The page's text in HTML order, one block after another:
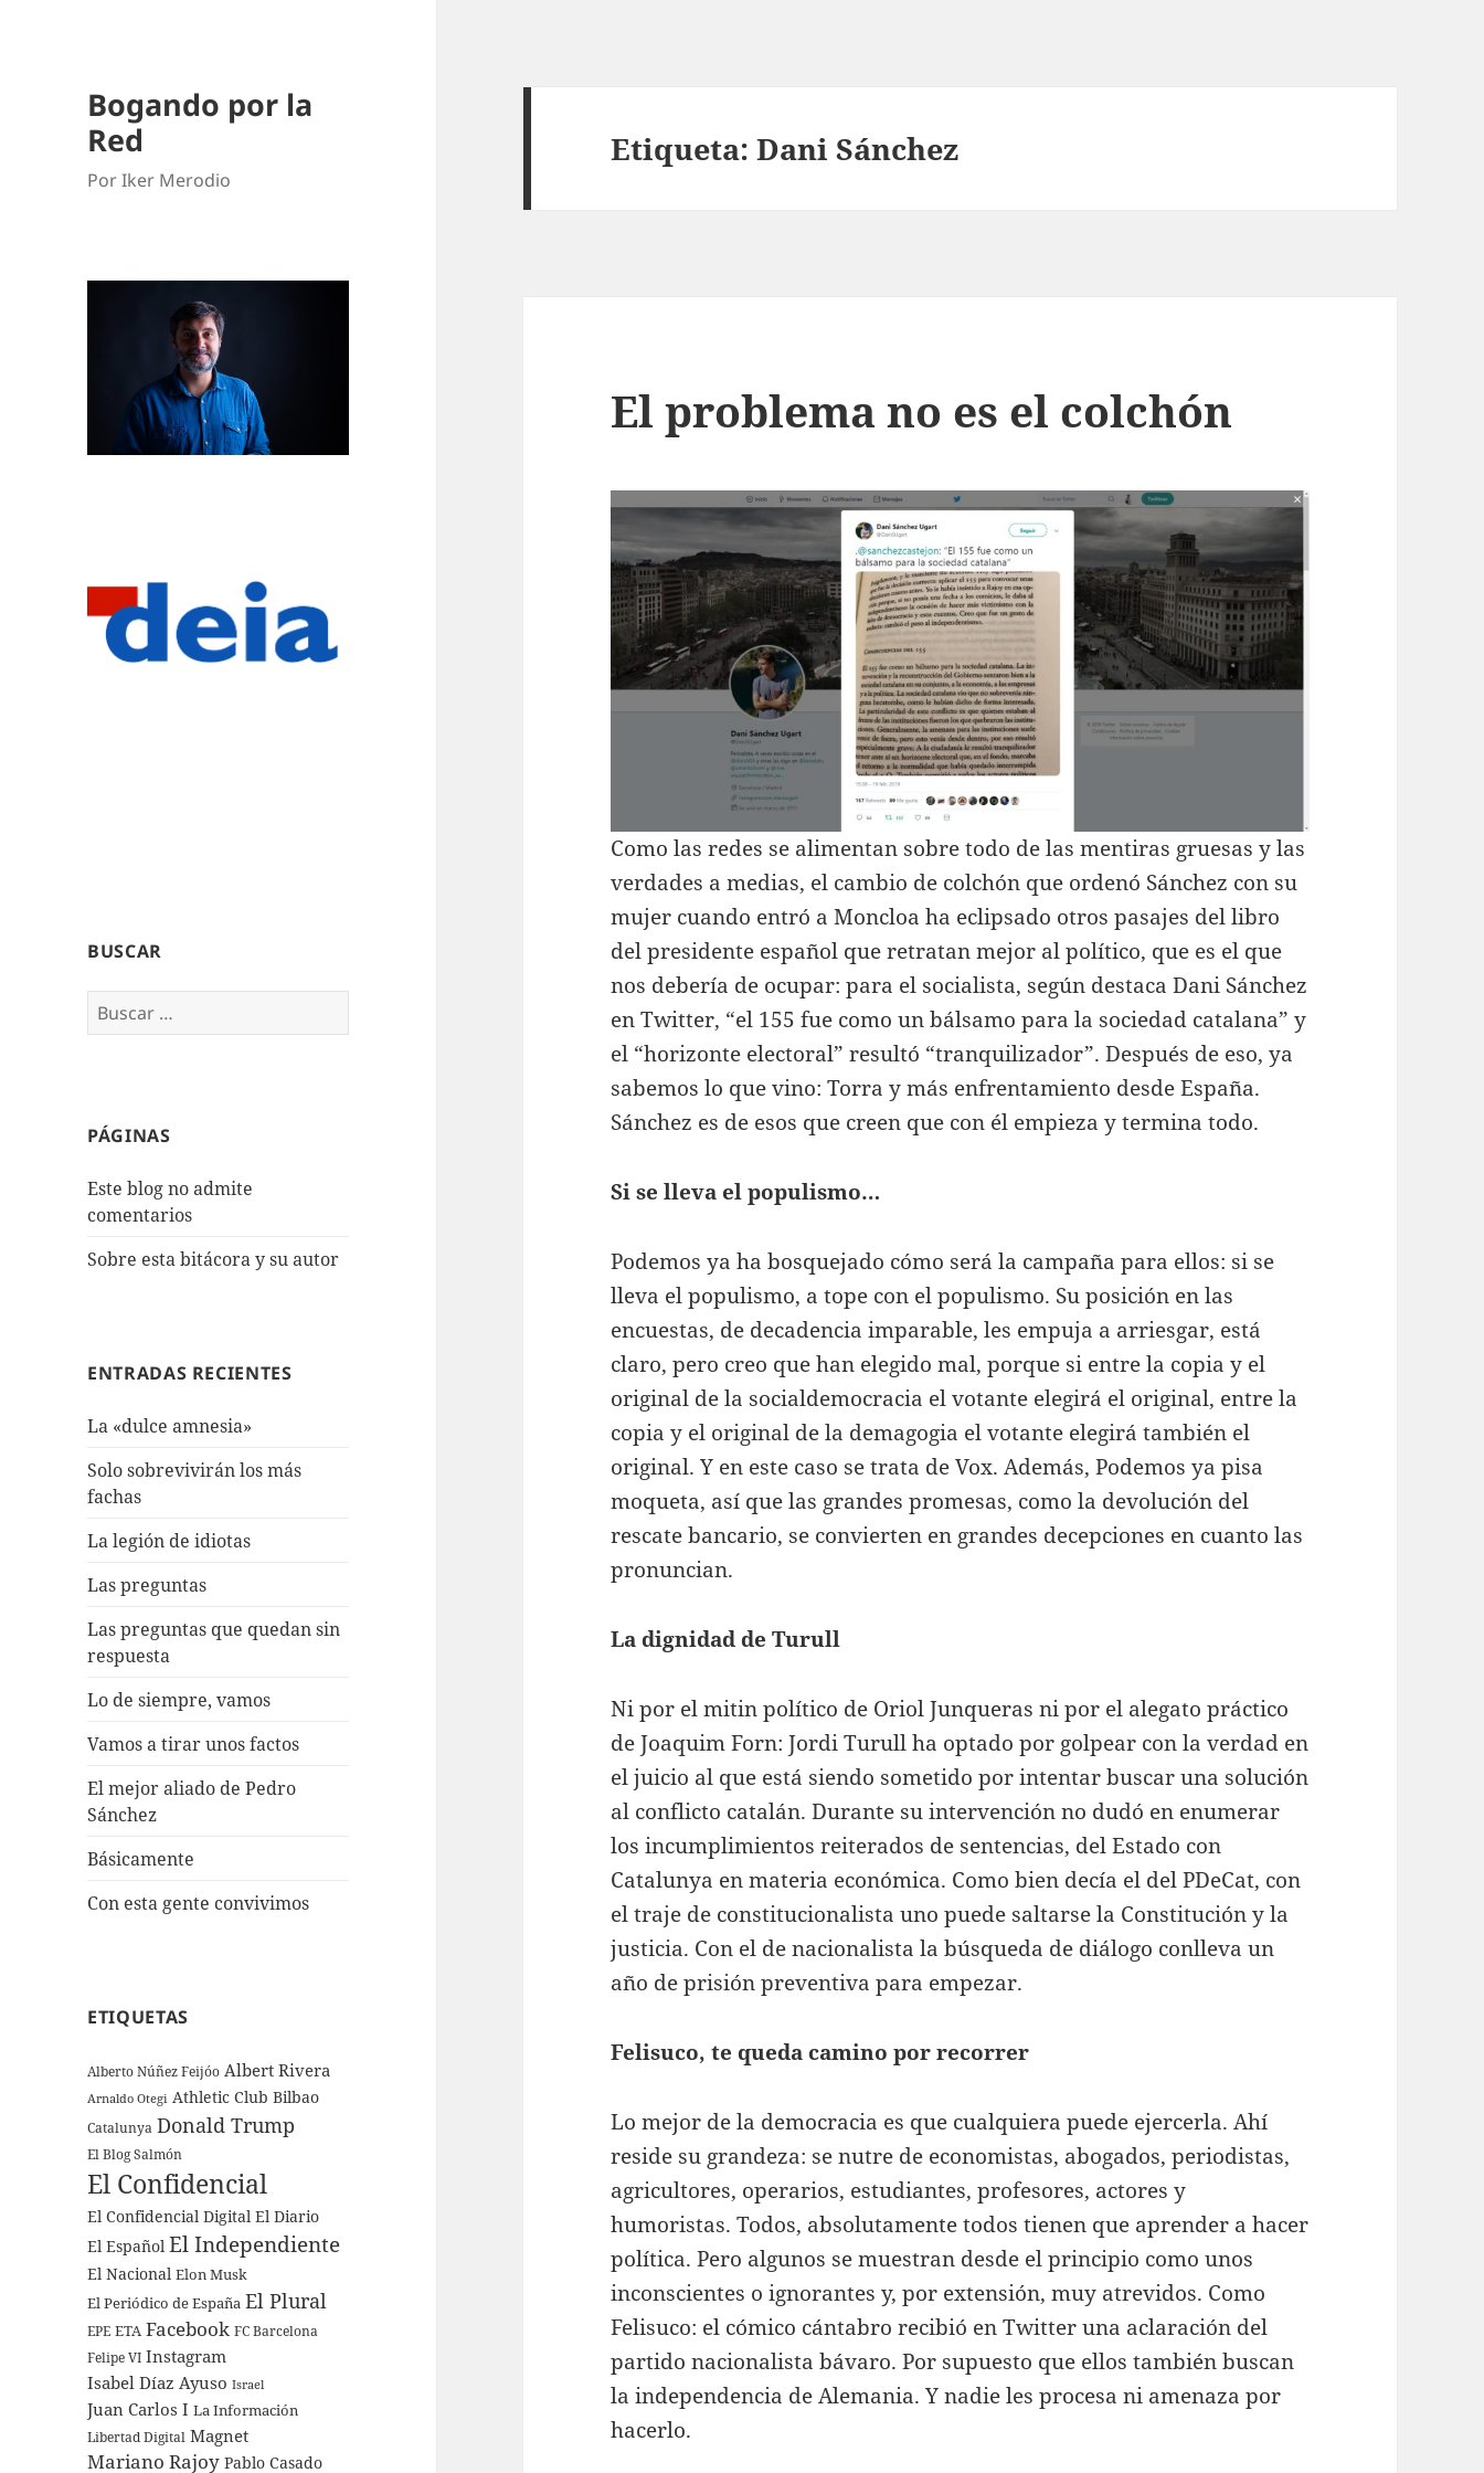
Bogando por la
Red
Por Iker Merodio
BUSCAR
Buscar:
PÁGINAS
Este blog no admite
comentarios
Sobre esta bitácora y su autor
ENTRADAS RECIENTES
La «dulce amnesia»
Solo sobrevivirán los más
fachas
La legión de idiotas
Las preguntas
Las preguntas que quedan sin
respuesta
Lo de siempre, vamos
Vamos a tirar unos factos
El mejor aliado de Pedro
Sánchez
Básicamente
Con esta gente convivimos
ETIQUETAS
Alberto Núñez Feijóo Albert Rivera
Arnaldo Otegi Athletic Club Bilbao
Catalunya Donald Trump
El Blog Salmón
El Confidencial
El Confidencial Digital El Diario
El Español El Independiente
El Nacional Elon Musk
El Periódico de España El Plural
EPE ETA Facebook FC Barcelona
Felipe VI Instagram
Isabel Díaz Ayuso Israel
Juan Carlos I La Información
Libertad Digital Magnet
Mariano Rajoy Pablo Casado
Etiqueta:Dani Sánchez
El problema no es el colchón
Como las redes se alimentan sobre todo de las mentiras gruesas y las
verdades a medias, el cambio de colchón que ordenó Sánchez con su
mujer cuando entró a Moncloa ha eclipsado otros pasajes del libro
del presidente español que retratan mejor al político, que es el que
nos debería de ocupar: para el socialista, según destaca Dani Sánchez
en Twitter, “el 155 fue como un bálsamo para la sociedad catalana” y
el “horizonte electoral” resultó “tranquilizador”. Después de eso, ya
sabemos lo que vino: Torra y más enfrentamiento desde España.
Sánchez es de esos que creen que con él empieza y termina todo.
Si se lleva el populismo…
Podemos ya ha bosquejado cómo será la campaña para ellos: si se
lleva el populismo, a tope con el populismo. Su posición en las
encuestas, de decadencia imparable, les empuja a arriesgar, está
claro, pero creo que han elegido mal, porque si entre la copia y el
original de la socialdemocracia el votante elegirá el original, entre la
copia y el original de la demagogia el votante elegirá también el
original. Y en este caso se trata de Vox. Además, Podemos ya pisa
moqueta, así que las grandes promesas, como la devolución del
rescate bancario, se convierten en grandes decepciones en cuanto las
pronuncian.
La dignidad de Turull
Ni por el mitin político de Oriol Junqueras ni por el alegato práctico
de Joaquim Forn: Jordi Turull ha optado por golpear con la verdad en
el juicio al que está siendo sometido por intentar buscar una solución
al conflicto catalán. Durante su intervención no dudó en enumerar
los incumplimientos reiterados de sentencias, del Estado con
Catalunya en materia económica. Como bien decía el del PDeCat, con
el traje de constitucionalista uno puede saltarse la Constitución y la
justicia. Con el de nacionalista la búsqueda de diálogo conlleva un
año de prisión preventiva para empezar.
Felisuco, te queda camino por recorrer
Lo mejor de la democracia es que cualquiera puede ejercerla. Ahí
reside su grandeza: se nutre de economistas, abogados, periodistas,
agricultores, operarios, estudiantes, profesores, actores y
humoristas. Todos, absolutamente todos tienen que aprender a hacer
política. Pero algunos se muestran desde el principio como unos
inconscientes o ignorantes y, por extensión, muy atrevidos. Como
Felisuco: el cómico cántabro recibió en Twitter una aclaración del
partido nacionalista bávaro. Por supuesto que ellos también buscan
la independencia de Alemania. Y nadie les procesa ni amenaza por
hacerlo.